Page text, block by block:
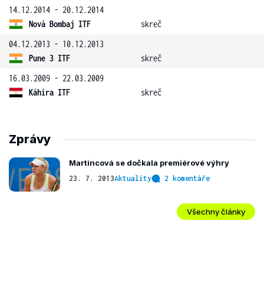
14.12.2014 - 20.12.2014
Nová Bombaj ITF
skreč
04.12.2013 - 10.12.2013
Pune 3 ITF
skreč
16.03.2009 - 22.03.2009
Káhira ITF
skreč
Zprávy
Martincová se dočkala premiérové výhry
23. 7. 2013Aktuality 2 komentáře
Všechny články